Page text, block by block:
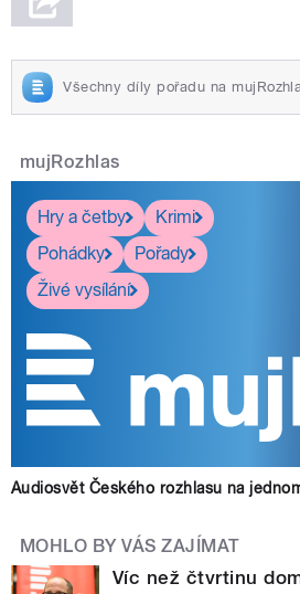
Všechny díly pořadu na
mujRozhlas
Hry a četby
Krimi
Pohádky
Pořady
Živé vysílání
Audiosvět Českého rozhlasu na
MOHLO BY VÁS ZAJÍMAT
Víc než čtvrtinu